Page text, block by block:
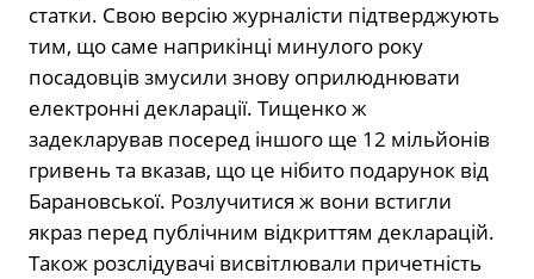
статки. Свою версію журналісти підтверджують
тим, що саме наприкінці минулого року
посадовців змусили знову оприлюднювати
електронні декларації. Тищенко ж
задекларував посеред іншого ще 12 мільйонів
гривень та вказав, що це нібито подарунок від
Барановської. Розлучитися ж вони встигли
якраз перед публічним відкриттям декларацій.
Також розслідувачі висвітлювали причетність